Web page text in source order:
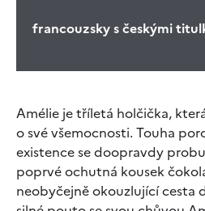
francouzsky s českými
Amélie je tříletá holčička,
o své všemocnosti. Touha
existence se doopravdy
poprvé ochutná kousek
neobyčejně okouzlující cesta